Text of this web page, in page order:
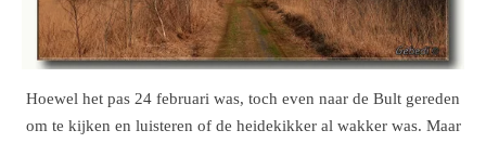
Hoewel het pas 24 februari was, toch even naar de Bult gereden
om te kijken en luisteren of de heidekikker al wakker was. Maar